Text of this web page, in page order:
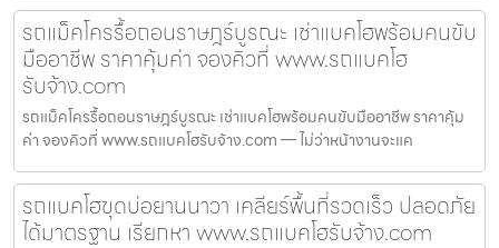
รถแม็คโครรื้อถอนราษฎร์บูรณะ เช่าแบคโฮพร้อมคนขับ
มืออาชีพ ราคาคุ้มค่า จองคิวที่ www.รถแบคโฮ
รับจ้าง.com
รถแม็คโครรื้อถอนราษฎร์บูรณะ เช่าแบคโฮพร้อมคนขับมืออาชีพ ราคาคุ้ม
ค่า จองคิวที่ www.รถแบคโฮรับจ้าง.com — ไม่ว่าหน้างานจะแค
รถแบคโฮขุดบ่อยานนาวา เคลียร์พื้นที่รวดเร็ว ปลอดภัย
ได้มาตรฐาน เรียกหา www.รถแบคโฮรับจ้าง.com